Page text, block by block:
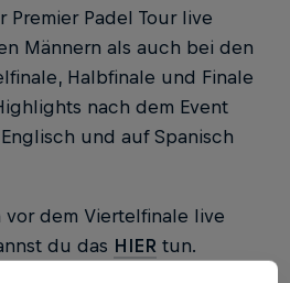
Padel Tour live
Männern als auch bei den
Halbfinale und Finale
nach dem Event
und auf Spanisch
dem Viertelfinale live
du das HIER tun.